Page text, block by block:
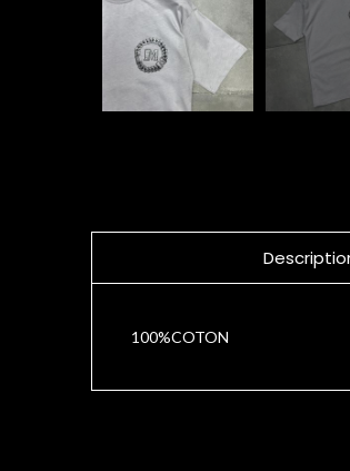
100%COTON